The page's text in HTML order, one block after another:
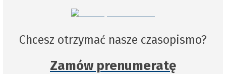
Chcesz otrzymać nasze czasopismo?
Zamów prenumeratę